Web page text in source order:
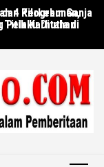
Perkebunan,
Titik Karhutla di
ke Kalimantan
Kasus SPBU